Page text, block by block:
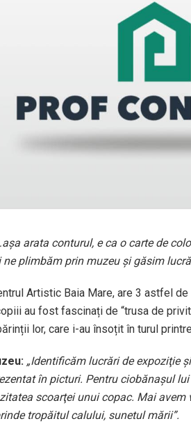
arata conturul, e ca o carte de
ne plimbăm prin muzeu şi găsim
Artistic Baia Mare, are 3 astfel
au fost fascinați de “trusa de
lor, care i-au însoțit în turul
„Identificăm lucrări de expoziţie
în picturi. Pentru ciobănaşul
scoarţei unui copac. Mai
tropăitul calului, sunetul mării”.